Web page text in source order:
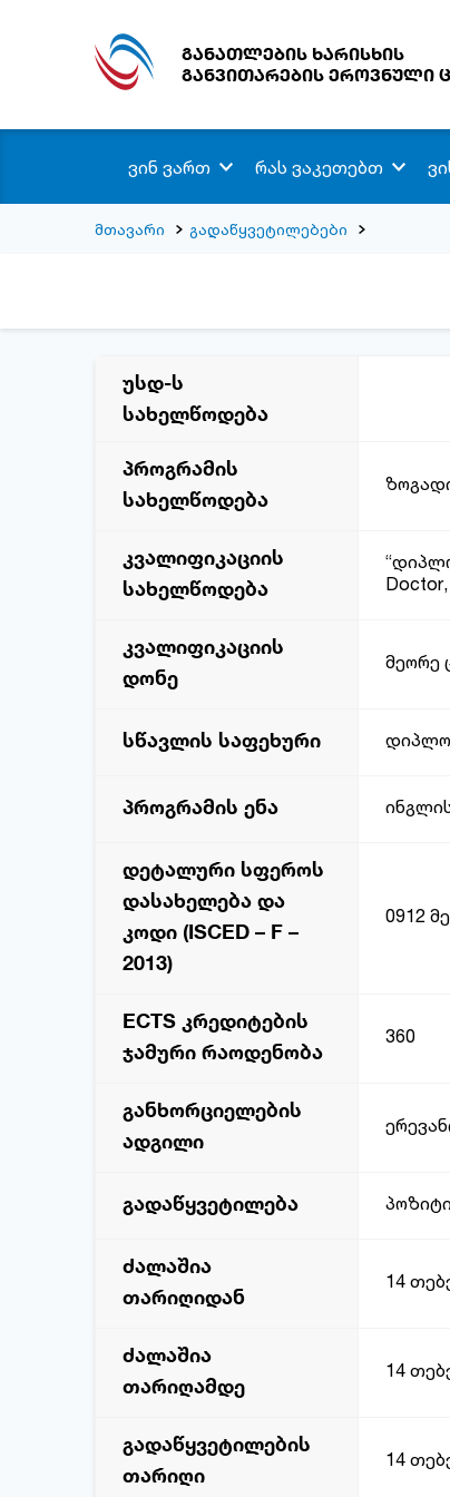
განათლების ხარისხის
განვითარების ეროვნული
ვინ ვართ რას ვაკეთებთ
მთავარი გადაწყვეტილებები
უსდ-ს
სახელწოდება
პროგრამის
სახელწოდება
კვალიფიკაციის
სახელწოდება
კვალიფიკაციის
დონე
მეორე
სწავლის საფეხური
პროგრამის ენა
დეტალური სფეროს
დასახელება და
კოდი (ISCED – F –
2013)
0912
ECTS კრედიტების
ჯამური რაოდენობა
360
განხორციელების
ადგილი
გადაწყვეტილება
ძალაშია
თარიღიდან
14
ძალაშია
თარიღამდე
14
გადაწყვეტილების
თარიღი
14